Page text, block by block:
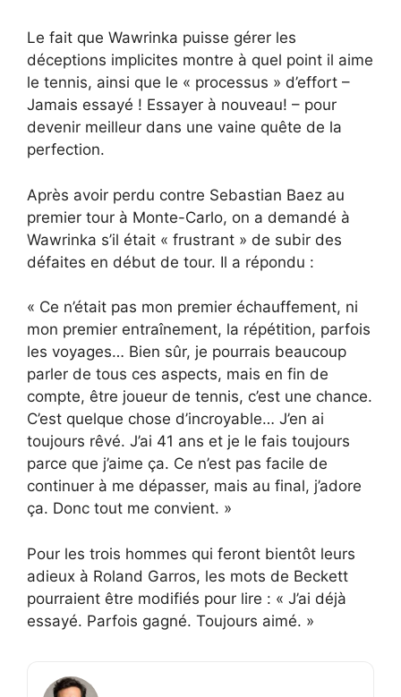
Le fait que Wawrinka puisse gérer les
déceptions implicites montre à quel point il aime
le tennis, ainsi que le « processus » d’effort –
Jamais essayé ! Essayer à nouveau! – pour
devenir meilleur dans une vaine quête de la
perfection.
Après avoir perdu contre Sebastian Baez au
premier tour à Monte-Carlo, on a demandé à
Wawrinka s’il était « frustrant » de subir des
défaites en début de tour. Il a répondu :
« Ce n’était pas mon premier échauffement, ni
mon premier entraînement, la répétition, parfois
les voyages… Bien sûr, je pourrais beaucoup
parler de tous ces aspects, mais en fin de
compte, être joueur de tennis, c’est une chance.
C’est quelque chose d’incroyable… J’en ai
toujours rêvé. J’ai 41 ans et je le fais toujours
parce que j’aime ça. Ce n’est pas facile de
continuer à me dépasser, mais au final, j’adore
ça. Donc tout me convient. »
Pour les trois hommes qui feront bientôt leurs
adieux à Roland Garros, les mots de Beckett
pourraient être modifiés pour lire : « J’ai déjà
essayé. Parfois gagné. Toujours aimé. »